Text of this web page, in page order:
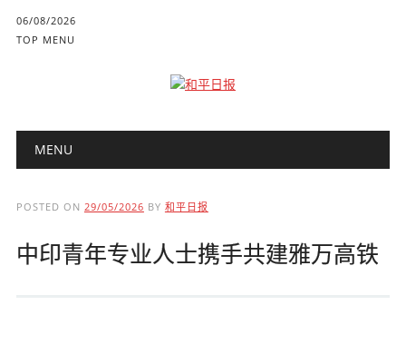
06/08/2026
TOP MENU
Main menu
MENU
POSTED ON 29/05/2026 BY 和平日报
中印青年专业人士携手共建雅万高铁